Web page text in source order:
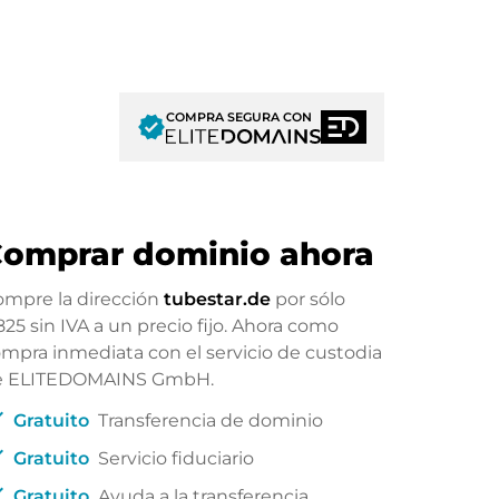
verifiedCOMPRA SEGURA CON
dominio ahora
la direccióntubestar.de por sólo
sin IVA a un precio fijo. Ahora como
inmediata con el servicio de custodia
ELITEDOMAINS GmbH.
Gratuito Transferencia de dominio
Gratuito Servicio fiduciario